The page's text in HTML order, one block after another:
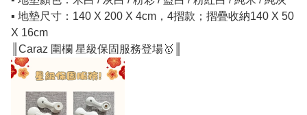
▪️ 地墊尺寸：140 X 200 X 4cm，4摺款；摺疊收納140 X 50
X 16cm
║Caraz 圍欄 星級保固服務登場🥇║